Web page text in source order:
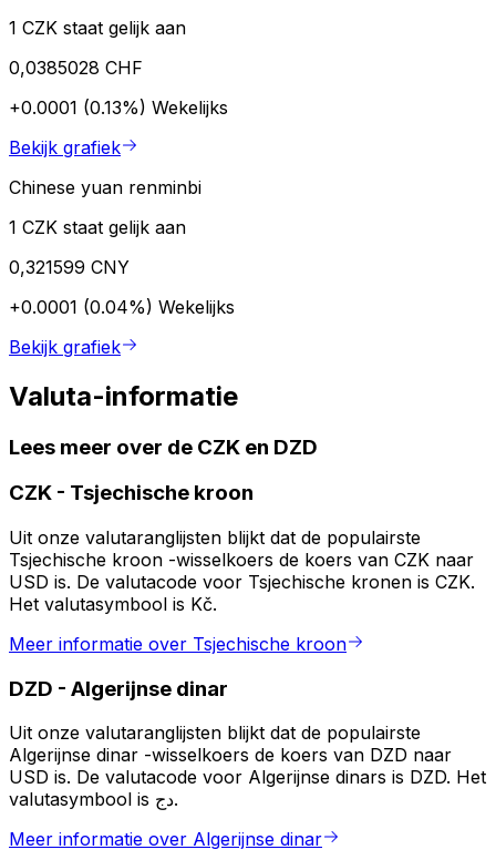
1 CZK staat gelijk aan
0,0385028 CHF
+0.0001 (0.13%) Wekelijks
Bekijk grafiek
Chinese yuan renminbi
1 CZK staat gelijk aan
0,321599 CNY
+0.0001 (0.04%) Wekelijks
Bekijk grafiek
Valuta-informatie
Lees meer over de CZK en DZD
CZK - Tsjechische kroon
Uit onze valutaranglijsten blijkt dat de populairste
Tsjechische kroon -wisselkoers de koers van CZK naar
USD is. De valutacode voor Tsjechische kronen is CZK.
Het valutasymbool is Kč.
Meer informatie over Tsjechische kroon
DZD - Algerijnse dinar
Uit onze valutaranglijsten blijkt dat de populairste
Algerijnse dinar -wisselkoers de koers van DZD naar
USD is. De valutacode voor Algerijnse dinars is DZD. Het
valutasymbool is دج.
Meer informatie over Algerijnse dinar